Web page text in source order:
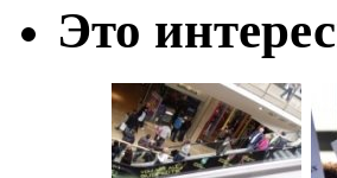
Это